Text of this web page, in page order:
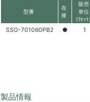
型番
在
庫
販売
単位
(1ｾｯﾄ)
SSO-701060PB2 ● 1
製品情報